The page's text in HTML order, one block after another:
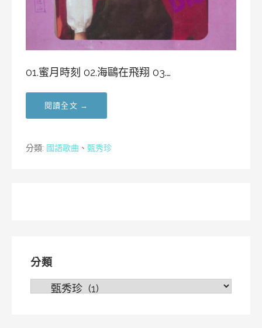
01.蜜月時刻 02.海鷗在飛翔 03.…
閱讀全文 →
分類: 國語歌曲 、 甄秀珍
分類